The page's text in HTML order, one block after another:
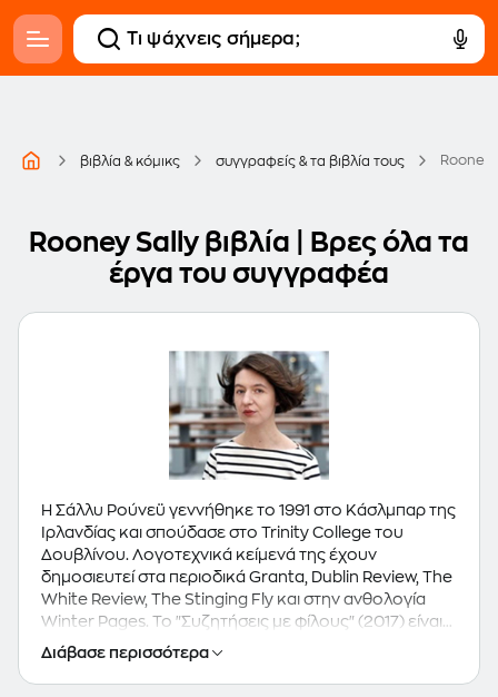
βιβλία & κόμικς συγγραφείς & τα βιβλία τους Rooney
Rooney Sally βιβλία | Βρες όλα τα
έργα του συγγραφέα
Η Σάλλυ Ρούνεϋ γεννήθηκε το 1991 στο Κάσλμπαρ της
Ιρλανδίας και σπούδασε στο Trinity College του
Δουβλίνου. Λογοτεχνικά κείμενά της έχουν
δημοσιευτεί στα περιοδικά Granta, Dublin Review, The
White Review, The Stinging Fly και στην ανθολογία
Winter Pages. Το "Συζητήσεις με φίλους" (2017) είναι
το πρώτο της μυθιστόρημα. Τιμήθηκε με το βραβείο
Νέου Συγγραφέα της Χρονιάς από την εφημερίδα
Sunday Times, ενώ επιλέχθηκε ως Βιβλίο της Χρονιάς
Διάβασε περισσότερα